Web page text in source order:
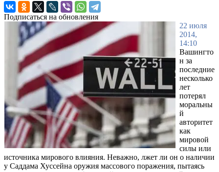
Подписаться на обновления
22 июля
2014,
14:10
Вашингто
н за
последние
несколько
лет
потерял
моральны
й
авторитет
как
мировой
силы или
источника мирового влияния. Неважно, лжет ли он о наличии
у Саддама Хуссейна оружия массового поражения, пытаясь